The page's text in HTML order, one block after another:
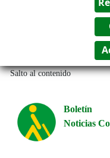
Salto al contenido
Boletín
Noticias